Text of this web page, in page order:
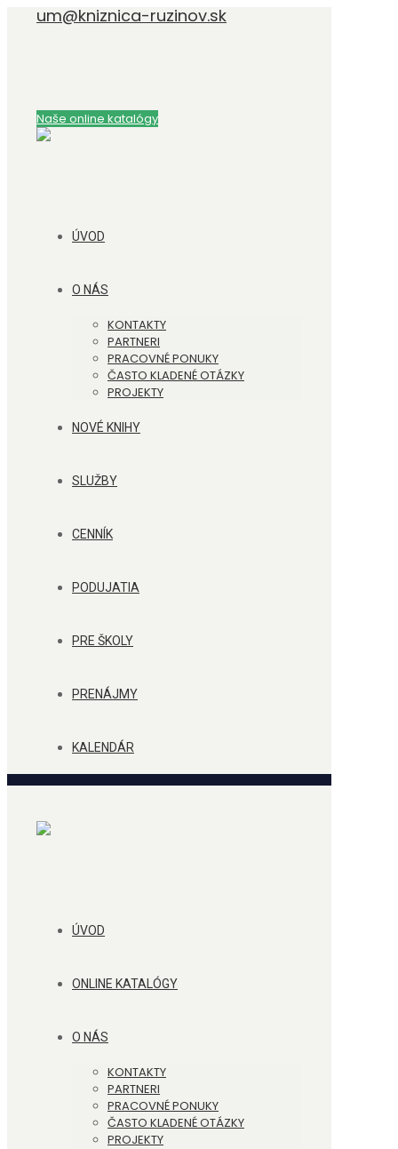
um@kniznica-ruzinov.sk
Naše online katalógy
ÚVOD
O NÁS
KONTAKTY
PARTNERI
PRACOVNÉ PONUKY
ČASTO KLADENÉ OTÁZKY
PROJEKTY
NOVÉ KNIHY
SLUŽBY
CENNÍK
PODUJATIA
PRE ŠKOLY
PRENÁJMY
KALENDÁR
ÚVOD
ONLINE KATALÓGY
O NÁS
KONTAKTY
PARTNERI
PRACOVNÉ PONUKY
ČASTO KLADENÉ OTÁZKY
PROJEKTY